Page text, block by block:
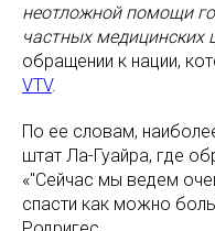
неотложной помощи
частных медицинских
обращении к нации,
VTV.
По ее словам,
штат Ла-Гуайра, где
«"Сейчас мы ведем
спасти как можно